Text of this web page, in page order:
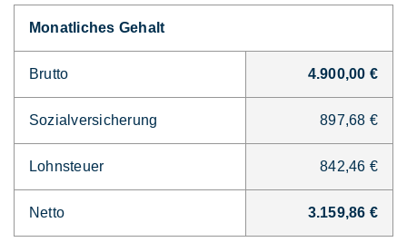
Monatliches Gehalt
Brutto 4.900,00 €
Sozialversicherung 897,68 €
Lohnsteuer 842,46 €
Netto 3.159,86 €